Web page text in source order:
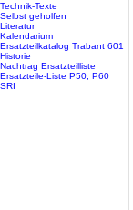
Technik-Texte
Selbst geholfen
Literatur
Kalendarium
Ersatzteilkatalog Trabant 601
Historie
Nachtrag Ersatzteilliste
Ersatzteile-Liste P50, P60
SRI